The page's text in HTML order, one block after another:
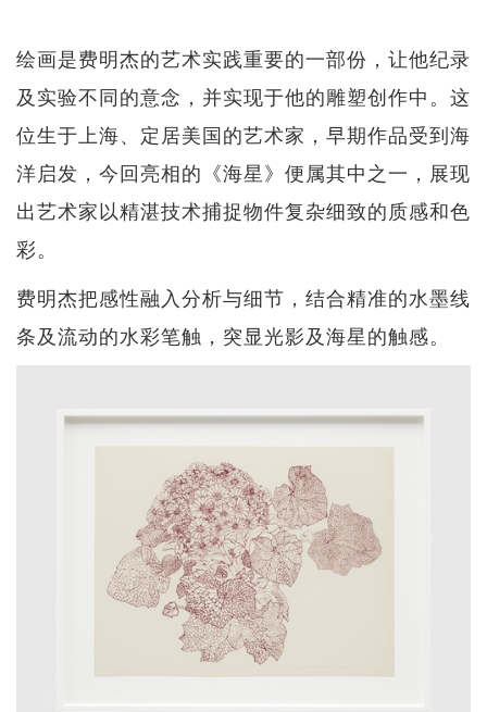
绘画是费明杰的艺术实践重要的一部份，让他纪录
及实验不同的意念，并实现于他的雕塑创作中。这
位生于上海、定居美国的艺术家，早期作品受到海
洋启发，今回亮相的《海星》便属其中之一，展现
出艺术家以精湛技术捕捉物件复杂细致的质感和色
彩。
费明杰把感性融入分析与细节，结合精准的水墨线
条及流动的水彩笔触，突显光影及海星的触感。